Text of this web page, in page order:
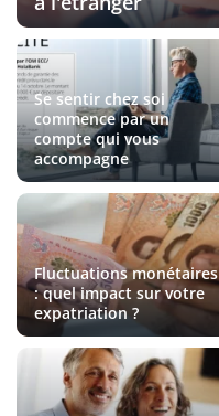
Se sentir chez soi
commence par un
compte qui vous
accompagne
Fluctuations monétaires
: quel impact sur votre
expatriation ?